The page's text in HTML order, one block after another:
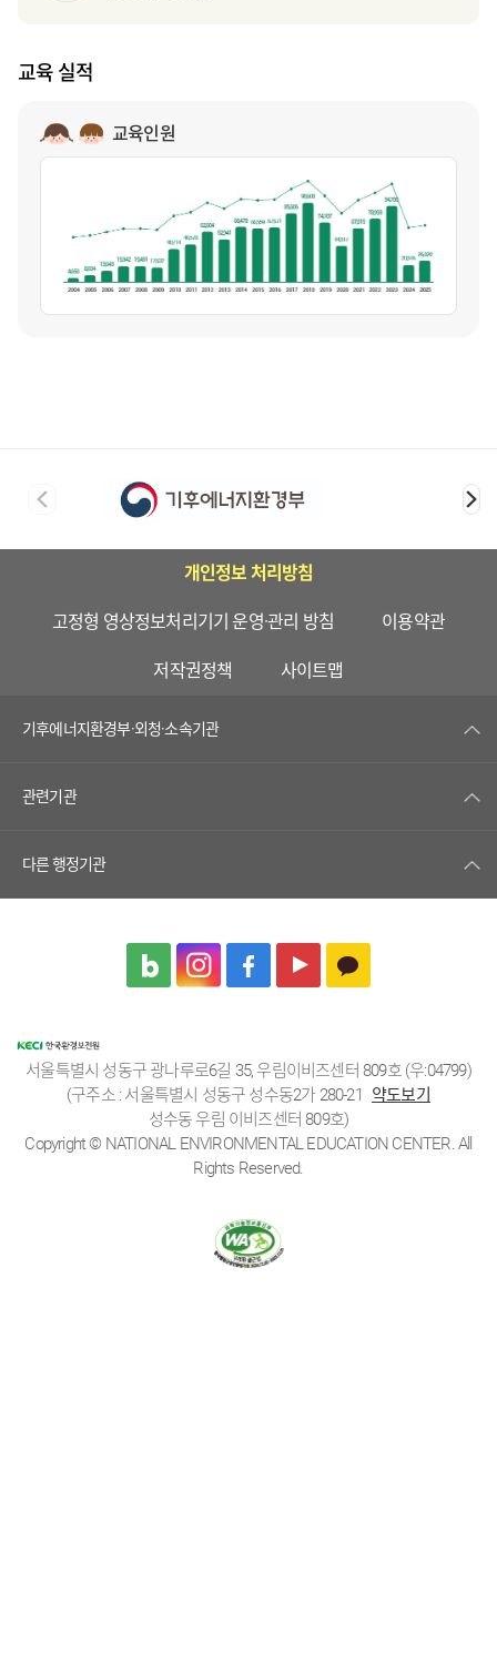
교육 실적
교육인원
개인정보 처리방침
고정형 영상정보처리기기 운영·관리 방침 이용약관
저작권정책 사이트맵
기후에너지환경부·외청·소속기관
관련기관
다른 행정기관
서울특별시 성동구 광나루로6길 35, 우림이비즈센터 809호 (우:04799)
(구주소 : 서울특별시 성동구 성수동2가 280-21
약도보기
성수동 우림 이비즈센터 809호)
Copyright © NATIONAL ENVIRONMENTAL EDUCATION CENTER. All
Rights Reserved.